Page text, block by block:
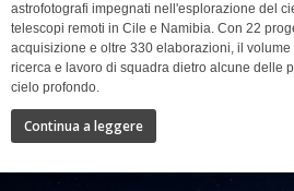
astrofotografi impegnati nell'esplorazione del
telescopi remoti in Cile e Namibia. Con 22
acquisizione e oltre 330 elaborazioni, il
ricerca e lavoro di squadra dietro alcune delle
cielo profondo.
Continua a leggere